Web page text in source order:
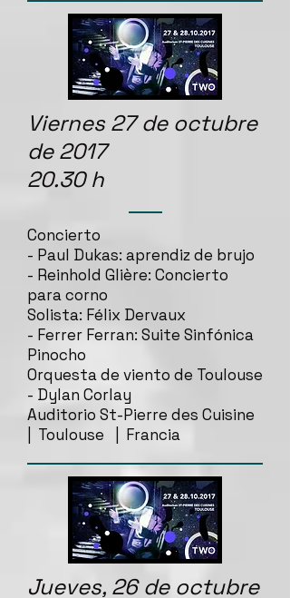
Viernes 27 de octubre
de 2017
20.30 h
Concierto
- Paul Dukas: aprendiz de brujo
- Reinhold Glière: Concierto
para corno
Solista: Félix Dervaux
- Ferrer Ferran: Suite Sinfónica
Pinocho
Orquesta de viento de Toulouse
- Dylan Corlay
Auditorio St-Pierre des Cuisine
| Toulouse | Francia
Jueves, 26 de octubre